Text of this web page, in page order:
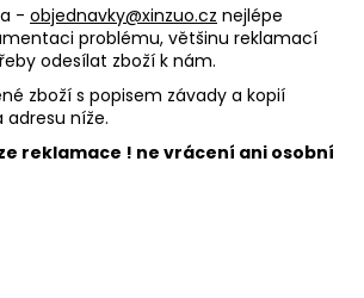
- objednavky@xinzuo.cz nejlépe
problému, většinu reklamací
odesílat zboží k nám.
zboží s popisem závady a kopií
níže.
reklamace ! ne vrácení ani osobní